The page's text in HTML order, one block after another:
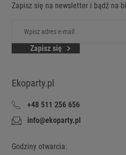
Zapisz się na newsletter i bądź na
Zapisz się
Ekoparty.pl
+48 511 256 656
info@ekoparty.pl
Godziny otwarcia: